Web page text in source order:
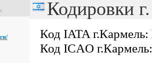
Кодировки
Код IATA г.Кармель:
Код ICAO